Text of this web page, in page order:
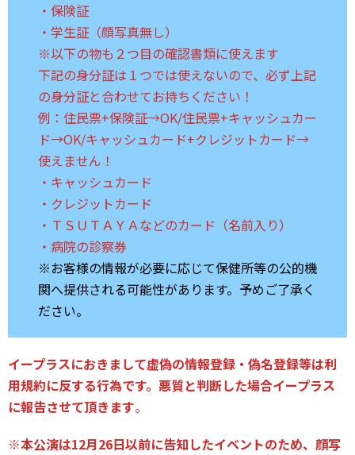
・保険証
・学生証（顔写真無し）
※以下の物も２つ目の確認書類に使えます
下記の身分証は１つでは使えないので、必ず上記
の身分証と合わせてお持ちください！
例：住民票+保険証→OK/住民票+キャッシュカー
ド→OK/キャッシュカード+クレジットカード→
使えません！
・キャッシュカード
・クレジットカード
・ＴＳＵＴＡＹＡなどのカード（名前入り）
・病院の診察券
※お客様の情報が必要に応じて保健所等の公的機
関へ提供される可能性があります。予めご了承く
ださい。
イープラスにおきまして虚偽の情報登録・偽名登録等は利
用規約に反する行為です。悪質と判断した場合イープラス
に報告させて頂きます。
※本公演は12月26日以前に告知したイベントのため、顔写